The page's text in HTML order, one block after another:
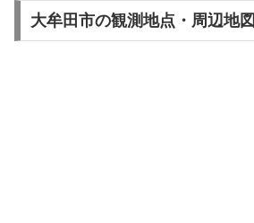
大牟田市の観測地点・周辺地図